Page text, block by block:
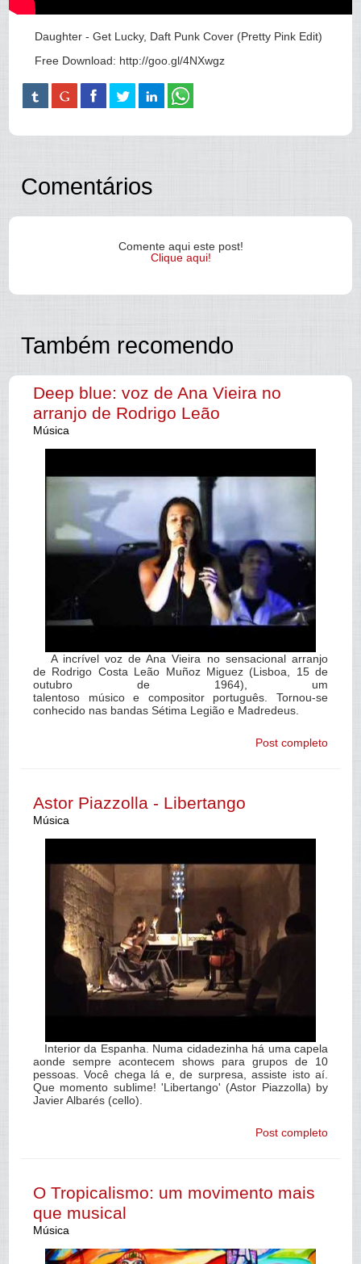
Daughter - Get Lucky, Daft Punk Cover (Pretty Pink Edit)
Free Download: http://goo.gl/4NXwgz
Comentários
Comente aqui este post!
Clique aqui!
Também recomendo
Deep blue: voz de Ana Vieira no
arranjo de Rodrigo Leão
Música
A incrível voz de Ana Vieira no sensacional arranjo
de Rodrigo Costa Leão Muñoz Miguez (Lisboa, 15 de
outubro de 1964), um
talentoso músico e compositor português. Tornou-se
conhecido nas bandas Sétima Legião e Madredeus.
Post completo
Astor Piazzolla - Libertango
Música
Interior da Espanha. Numa cidadezinha há uma capela
aonde sempre acontecem shows para grupos de 10
pessoas. Você chega lá e, de surpresa, assiste isto aí.
Que momento sublime! 'Libertango' (Astor Piazzolla) by
Javier Albarés (cello).
Post completo
O Tropicalismo: um movimento mais
que musical
Música